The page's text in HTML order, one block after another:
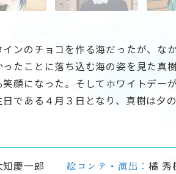
インのチョコを作る海だったが、な
ったことに落ち込む海の姿を見た真
笑顔になった。そしてホワイトデー
である４月３日となり、真樹は夕
知慶一郎 絵コンテ・演出：橘 秀